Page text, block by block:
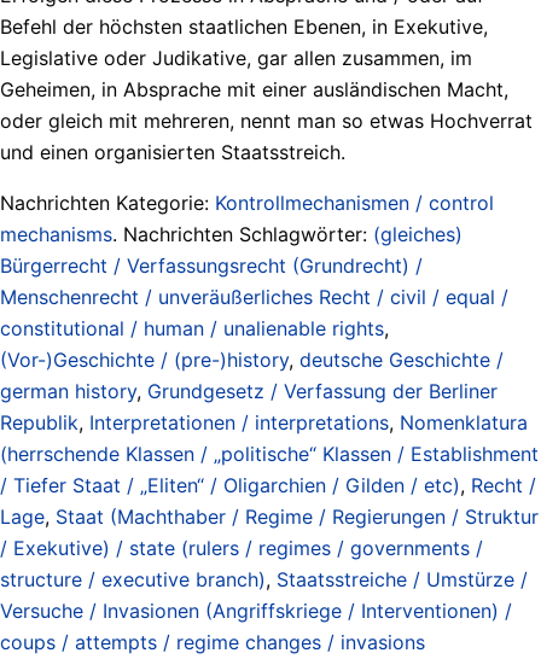
Befehl der höchsten staatlichen Ebenen, in Exekutive,
Legislative oder Judikative, gar allen zusammen, im
Geheimen, in Absprache mit einer ausländischen Macht,
oder gleich mit mehreren, nennt man so etwas Hochverrat
und einen organisierten Staatsstreich.
Nachrichten Kategorie: Kontrollmechanismen / control
mechanisms. Nachrichten Schlagwörter: (gleiches)
Bürgerrecht / Verfassungsrecht (Grundrecht) /
Menschenrecht / unveräußerliches Recht / civil / equal /
constitutional / human / unalienable rights,
(Vor-)Geschichte / (pre-)history, deutsche Geschichte /
german history, Grundgesetz / Verfassung der Berliner
Republik, Interpretationen / interpretations, Nomenklatura
(herrschende Klassen / „politische“ Klassen / Establishment
/ Tiefer Staat / „Eliten“ / Oligarchien / Gilden / etc), Recht /
Lage, Staat (Machthaber / Regime / Regierungen / Struktur
/ Exekutive) / state (rulers / regimes / governments /
structure / executive branch), Staatsstreiche / Umstürze /
Versuche / Invasionen (Angriffskriege / Interventionen) /
coups / attempts / regime changes / invasions